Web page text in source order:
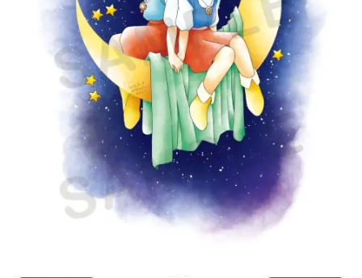
男性声優/女性声優一覧
FOLLOW US